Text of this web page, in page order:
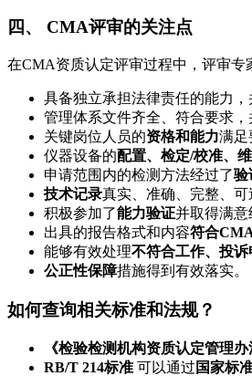
四、 CMA评审的关注点
在CMA资质认定评审过程中，评审专
具备独立承担法律责任的能力，
管理体系文件齐全、符合要求
关键岗位人员的资格和能力满足
仪器设备的配置、检定/校准、
申请范围内的检测方法经过了验
技术记录真实、准确、完整、可
积极参加了能力验证并取得满意
出具的报告格式和内容符合
能够有效处理不符合工作、投诉
公正性保障措施得到有效落实。
如何查询相关标准和法规？
《检验检测机构资质认定管理办
RB/T 214标准 可以通过 国家标